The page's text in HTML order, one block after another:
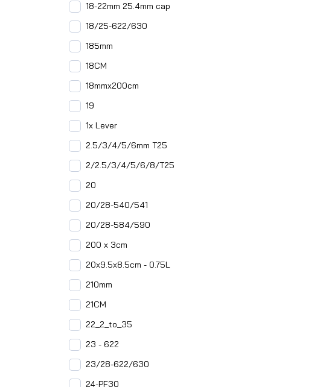
18-22mm 25.4mm cap
18/25-622/630
185mm
18CM
18mmx200cm
19
1x Lever
2.5/3/4/5/6mm T25
2/2.5/3/4/5/6/8/T25
20
20/28-540/541
20/28-584/590
200 x 3cm
20x9.5x8.5cm - 0.75L
210mm
21CM
22_2_to_35
23 - 622
23/28-622/630
24-PF30